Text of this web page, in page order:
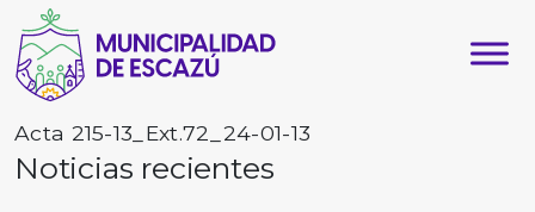
Acta 215-13_Ext.72_24-01-13
Noticias recientes